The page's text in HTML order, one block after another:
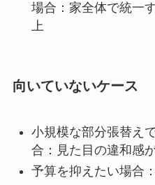
場合：家全体で統一
上
向いていないケース
小規模な部分張替え
合：見た目の違和感
予算を抑えたい場合